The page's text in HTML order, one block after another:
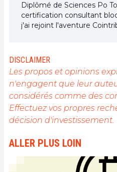
Diplômé de Sciences Po
certification consultant
j'ai rejoint l'aventure
l'engagement de
public sur cet écosystème
Mon objectif est de
comprendre la blockchain
opportunités qu'elle offre.
de fournir une analyse
décrypter les tendances du
sociétaux de cette
DISCLAIMER
Les propos et opinions
n'engagent que leur
considérés comme des
Effectuez vos propres
décision d'investissement.
ALLER PLUS LOIN